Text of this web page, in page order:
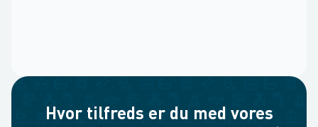
Hvor tilfreds er du med vores